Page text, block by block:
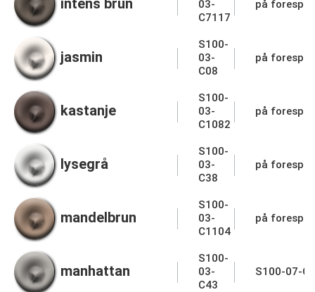
intens brun
03-
C7117
på
jasmin
S100-
03-
C08
på
kastanje
S100-
03-
C1082
på
lysegrå
S100-
03-
C38
på
mandelbrun
S100-
03-
C1104
på
manhattan
S100-
03-
C43
S100-07-